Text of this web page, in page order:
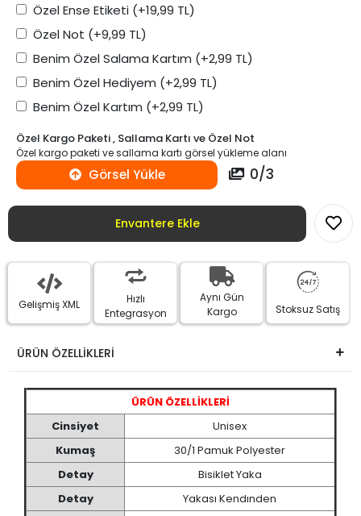
Özel Ense Etiketi (+19,99 TL)
Özel Not (+9,99 TL)
Benim Özel Salama Kartım (+2,99 TL)
Benim Özel Hediyem (+2,99 TL)
Benim Özel Kartım (+2,99 TL)
Özel Kargo Paketi , Sallama Kartı ve Özel Not
Özel kargo paketi ve sallama kartı görsel yükleme alanı
Görsel Yükle 0/3
Envantere Ekle
Gelişmiş XML
Hızlı
Entegrasyon
Aynı Gün
Kargo
Stoksuz Satış
ÜRÜN ÖZELLİKLERİ
ÜRÜN ÖZELLİKLERİ
Cinsiyet
Unisex
Kumaş
30/1 Pamuk Polyester
Detay
Bisiklet Yaka
Detay
Yakası Kendınden